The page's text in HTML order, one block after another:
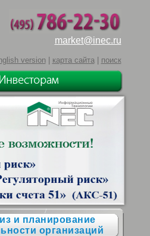
market@inec.ru
version| карта сайта| поиск
и планирование
организаций